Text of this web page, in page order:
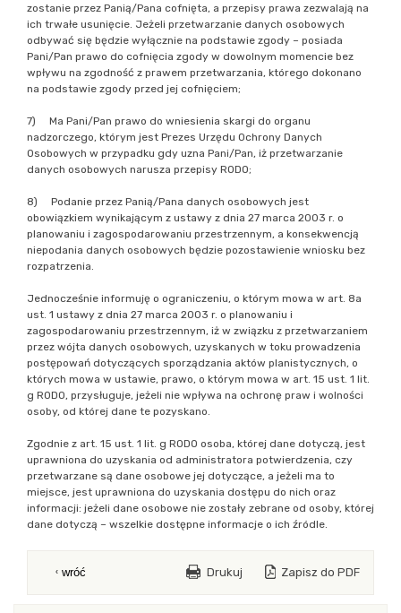
zostanie przez Panią/Pana cofnięta, a przepisy prawa zezwalają na
ich trwałe usunięcie. Jeżeli przetwarzanie danych osobowych
odbywać się będzie wyłącznie na podstawie zgody – posiada
Pani/Pan prawo do cofnięcia zgody w dowolnym momencie bez
wpływu na zgodność z prawem przetwarzania, którego dokonano
na podstawie zgody przed jej cofnięciem;
7) Ma Pani/Pan prawo do wniesienia skargi do organu
nadzorczego, którym jest Prezes Urzędu Ochrony Danych
Osobowych w przypadku gdy uzna Pani/Pan, iż przetwarzanie
danych osobowych narusza przepisy RODO;
8) Podanie przez Panią/Pana danych osobowych jest
obowiązkiem wynikającym z ustawy z dnia 27 marca 2003 r. o
planowaniu i zagospodarowaniu przestrzennym, a konsekwencją
niepodania danych osobowych będzie pozostawienie wniosku bez
rozpatrzenia.
Jednocześnie informuję o ograniczeniu, o którym mowa w art. 8a
ust. 1 ustawy z dnia 27 marca 2003 r. o planowaniu i
zagospodarowaniu przestrzennym, iż w związku z przetwarzaniem
przez wójta danych osobowych, uzyskanych w toku prowadzenia
postępowań dotyczących sporządzania aktów planistycznych, o
których mowa w ustawie, prawo, o którym mowa w art. 15 ust. 1 lit.
g RODO, przysługuje, jeżeli nie wpływa na ochronę praw i wolności
osoby, od której dane te pozyskano.
Zgodnie z art. 15 ust. 1 lit. g RODO osoba, której dane dotyczą, jest
uprawniona do uzyskania od administratora potwierdzenia, czy
przetwarzane są dane osobowe jej dotyczące, a jeżeli ma to
miejsce, jest uprawniona do uzyskania dostępu do nich oraz
informacji: jeżeli dane osobowe nie zostały zebrane od osoby, której
dane dotyczą – wszelkie dostępne informacje o ich źródle.
wróć Drukuj Zapisz do PDF